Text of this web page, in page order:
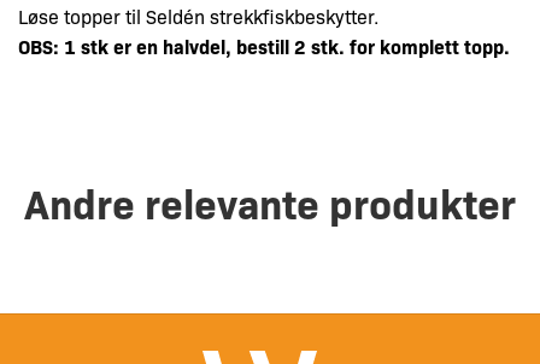
Løse topper til Seldén strekkfiskbeskytter.
OBS: 1 stk er en halvdel, bestill 2 stk. for komplett topp.
Andre relevante produkter